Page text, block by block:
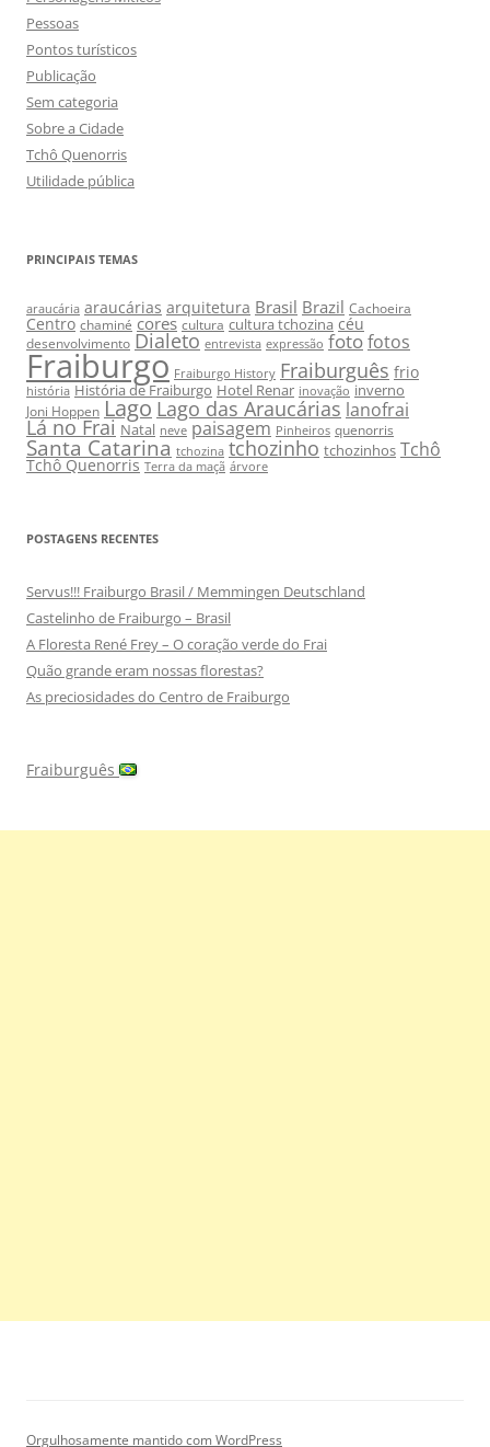
Pessoas
Pontos turísticos
Publicação
Sem categoria
Sobre a Cidade
Tchô Quenorris
Utilidade pública
PRINCIPAIS TEMAS
araucária araucárias arquitetura Brasil Brazil Cachoeira
Centro chaminé cores cultura cultura tchozina céu
desenvolvimento Dialeto entrevista expressão fotofotos
Fraiburgo Fraiburgo History Fraiburguês frio
história História de Fraiburgo Hotel Renar inovação inverno
Joni Hoppen Lago Lago das Araucárias lanofrai
Lá no Frai Natal neve paisagem Pinheiros quenorris
Santa Catarina tchozina tchozinho tchozinhos Tchô
Tchô Quenorris Terra da maçã árvore
POSTAGENS RECENTES
Servus!!! Fraiburgo Brasil / Memmingen Deutschland
Castelinho de Fraiburgo – Brasil
A Floresta René Frey – O coração verde do Frai
Quão grande eram nossas florestas?
As preciosidades do Centro de Fraiburgo
Fraiburguês
Orgulhosamente mantido com WordPress